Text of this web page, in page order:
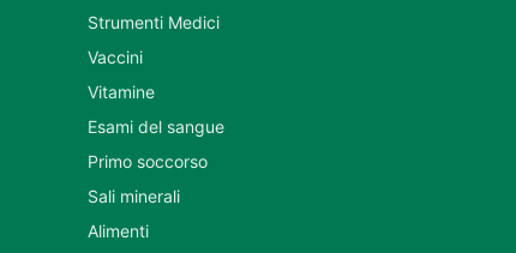
Strumenti Medici
Vaccini
Vitamine
Esami del sangue
Primo soccorso
Sali minerali
Alimenti